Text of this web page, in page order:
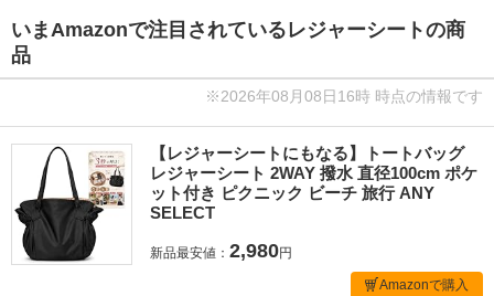
いまAmazonで注目されているレジャーシートの商
品
※2026年08月08日16時 時点の情報です
【レジャーシートにもなる】トートバッグ
レジャーシート 2WAY 撥水 直径100cm ポケ
ット付き ピクニック ビーチ 旅行 ANY
SELECT
新品最安値： 2,980円
Amazonで購入